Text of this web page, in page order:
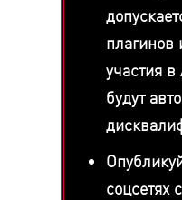
плагинов
участия
будут
соцсетях